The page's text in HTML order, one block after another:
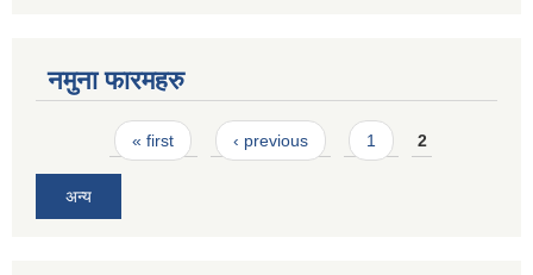
नमुना फारमहरु
Pages« first ‹ previous 1 2
अन्य